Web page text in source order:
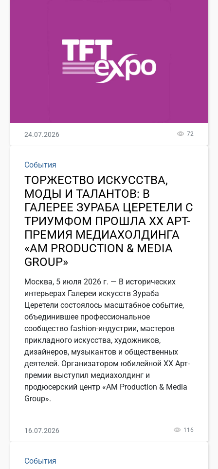
24.07.2026 72
События
ТОРЖЕСТВО ИСКУССТВА,
МОДЫ И ТАЛАНТОВ: В
ГАЛЕРЕЕ ЗУРАБА ЦЕРЕТЕЛИ С
ТРИУМФОМ ПРОШЛА ХХ АРТ-
ПРЕМИЯ МЕДИАХОЛДИНГА
«АМ PRODUCTION & MEDIA
GROUP»
Москва, 5 июля 2026 г. — В исторических
интерьерах Галереи искусств Зураба
Церетели состоялось масштабное событие,
объединившее профессиональное
сообщество fashion-индустрии, мастеров
прикладного искусства, художников,
дизайнеров, музыкантов и общественных
деятелей. Организатором юбилейной ХХ Арт-
премии выступил медиахолдинг и
продюсерский центр «АМ Production & Media
Group».
16.07.2026 116
События